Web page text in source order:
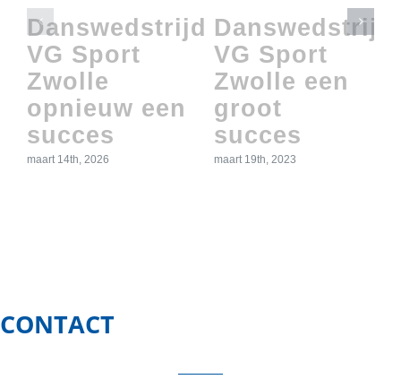
Danswedstrijd
VG Sport
Zwolle
opnieuw een
succes
maart 14th, 2026
Danswedstrijd
VG Sport
Zwolle een
groot
succes
maart 19th, 2023
CONTACT